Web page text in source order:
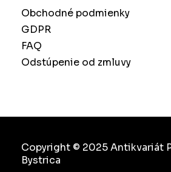
Obchodné podmienky
GDPR
FAQ
Odstúpenie od zmluvy
Copyright © 2025 Antikvariát
Bystrica